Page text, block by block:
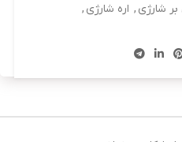
بر شارژی , اره شارژی ,